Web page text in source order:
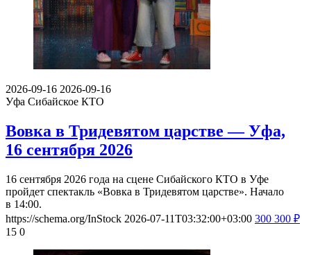
2026-09-16 2026-09-16
Уфа Сибайское КТО
Вовка в Тридевятом царстве — Уфа,
16 сентября 2026
16 сентября 2026 года на сцене Сибайского КТО в Уфе
пройдет спектакль «Вовка в Тридевятом царстве». Начало
в 14:00.
https://schema.org/InStock 2026-07-11T03:32:00+03:00 300 300 ₽
15 0